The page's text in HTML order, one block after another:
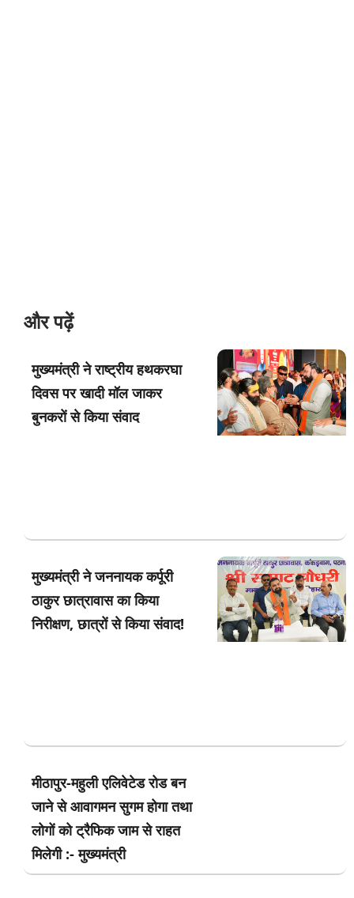
और पढ़ें
मुख्यमंत्री ने राष्ट्रीय हथकरघा
दिवस पर खादी मॉल जाकर
बुनकरों से किया संवाद
मुख्यमंत्री ने जननायक कर्पूरी
ठाकुर छात्रावास का किया
निरीक्षण, छात्रों से किया संवाद!
मीठापुर-महुली एलिवेटेड रोड बन
जाने से आवागमन सुगम होगा तथा
लोगों को ट्रैफिक जाम से राहत
मिलेगी :- मुख्यमंत्री